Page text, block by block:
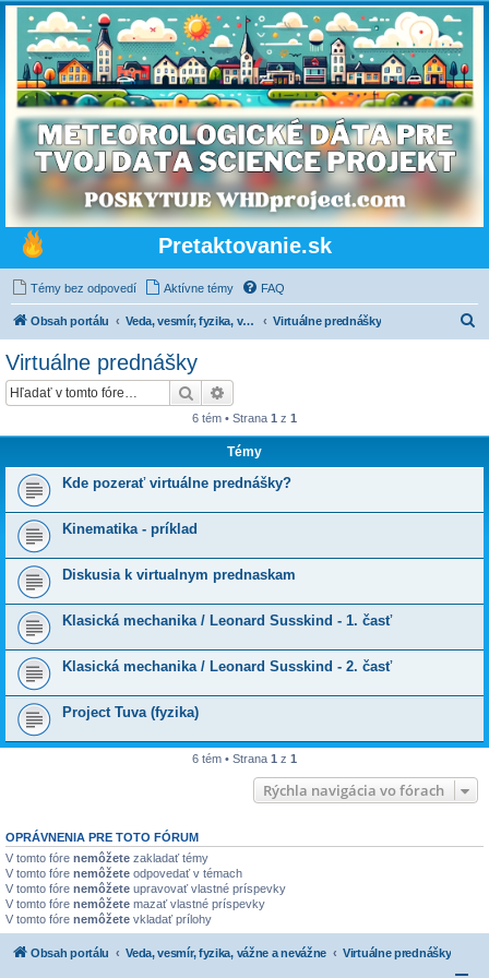
Pretaktovanie.sk
Témy bez odpovedí Aktívne témy FAQ
Obsah portálu Veda, vesmír, fyzika, vážne a nevážne Virtuálne prednášky
Virtuálne prednášky
Hľadať
6 tém • Strana 1 z 1
Témy
Kde pozerať virtuálne prednášky?
Kinematika - príklad
Diskusia k virtualnym prednaskam
Klasická mechanika / Leonard Susskind - 1. časť
Klasická mechanika / Leonard Susskind - 2. časť
Project Tuva (fyzika)
6 tém • Strana 1 z 1
Rýchla navigácia vo fórach
OPRÁVNENIA PRE TOTO FÓRUM
V tomto fóre nemôžete zakladať témy
V tomto fóre nemôžete odpovedať v témach
V tomto fóre nemôžete upravovať vlastné príspevky
V tomto fóre nemôžete mazať vlastné príspevky
V tomto fóre nemôžete vkladať prílohy
Obsah portálu Veda, vesmír, fyzika, vážne a nevážne Virtuálne prednášky